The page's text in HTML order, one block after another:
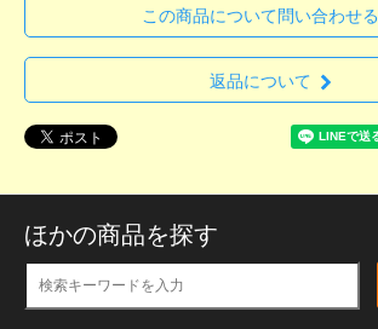
この商品について問い合わせる
返品について
ほかの商品を探す